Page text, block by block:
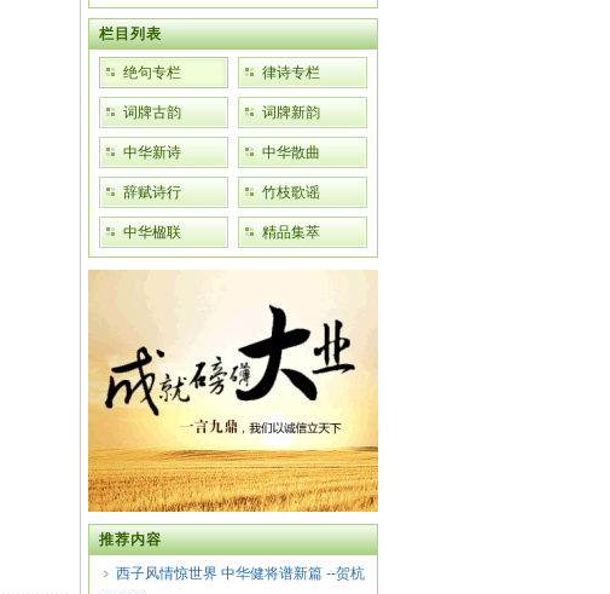
栏目列表
绝句专栏 律诗专栏
词牌古韵 词牌新韵
中华新诗 中华散曲
辞赋诗行 竹枝歌谣
中华楹联 精品集萃
推荐内容
西子风情惊世界 中华健将谱新篇 --贺杭